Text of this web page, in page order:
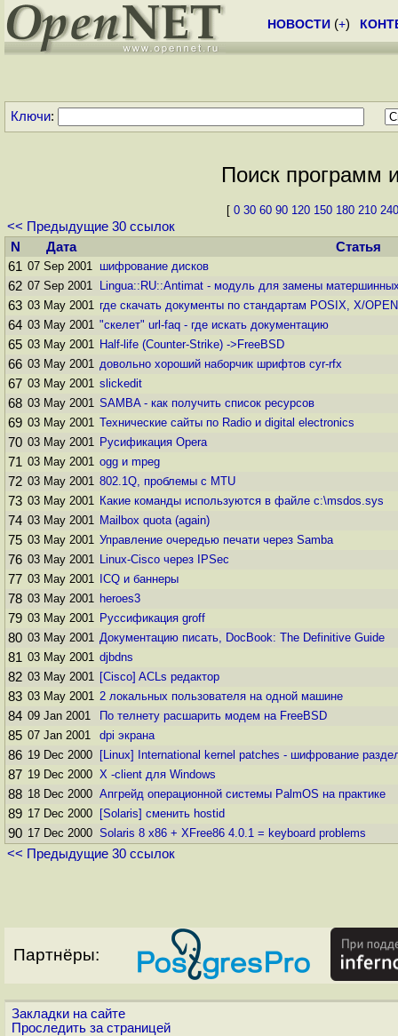
НОВОСТИ (+)
Ключи:
Поиск программ
[ 0 30 60 90 120 150 180 210 240
<< Предыдущие 30 ссылок
N
Дата
Статья
61 07 Sep 2001 шифpование дисков
62 07 Sep 2001 Lingua::RU::Antimat - модуль для замены
63 03 May 2001 где скачать документы по стандартам POSIX, X/OPEN
64 03 May 2001 "скелет" url-faq - где искать документацию
65 03 May 2001 Half-life (Counter-Strike) ->FreeBSD
66 03 May 2001 довольно хороший наборчик шрифтов cyr-rfx
67 03 May 2001 slickedit
68 03 May 2001 SAMBA - как получить список ресурсов
69 03 May 2001 Технические сайты по Radio и digital electronics
70 03 May 2001 Русификация Opera
71 03 May 2001 ogg и mpeg
72 03 May 2001 802.1Q, проблемы с MTU
73 03 May 2001 Какие команды используются в файле c:\msdos.sys
74 03 May 2001 Mailbox quota (again)
75 03 May 2001 Управление очередью печати через Samba
76 03 May 2001 Linux-Cisco через IPSec
77 03 May 2001 ICQ и баннеры
78 03 May 2001 heroes3
79 03 May 2001 Руссификация groff
80 03 May 2001 Документацию писать, DocBook: The Definitive Guide
81 03 May 2001 djbdns
82 03 May 2001 [Cisco] ACLs редактор
83 03 May 2001 2 локальных пользователя на одной машине
84 09 Jan 2001 По телнету pасшаpить модем на FreeBSD
85 07 Jan 2001 dpi экрана
86 19 Dec 2000 [Linux] International kernel patches - шифрование
87 19 Dec 2000 X -client для Windows
88 18 Dec 2000 Апгрейд операционной системы PalmOS на практике
89 17 Dec 2000 [Solaris] сменить hostid
90 17 Dec 2000 Solaris 8 x86 + XFree86 4.0.1 = keyboard problems
<< Предыдущие 30 ссылок
Партнёры:
Закладки на сайте
Проследить за страницей